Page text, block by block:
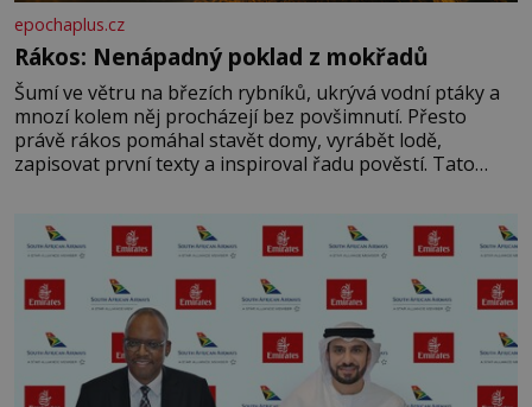
epochaplus.cz
Rákos: Nenápadný poklad z mokřadů
Šumí ve větru na březích rybníků, ukrývá vodní ptáky a
mnozí kolem něj procházejí bez povšimnutí. Přesto
právě rákos pomáhal stavět domy, vyrábět lodě,
zapisovat první texty a inspiroval řadu pověstí. Tato
letního koupání. Stačí se však podívat